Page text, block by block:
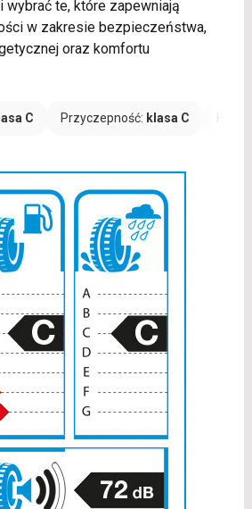
wybrać te, które zapewniają
w zakresie bezpieczeństwa,
oraz komfortu
C Przyczepność: klasa C